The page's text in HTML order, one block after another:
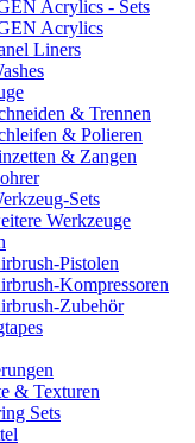
Acrylics - Sets
Acrylics
Liners
& Trennen
& Polieren
& Zangen
Sets
Werkzeuge
Pistolen
Kompressoren
Zubehör
& Texturen
Sets